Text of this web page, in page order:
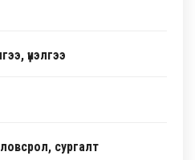
үнэлгээ
сургалт